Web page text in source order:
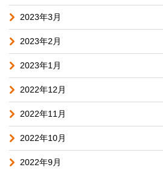
2023年3月
2023年2月
2023年1月
2022年12月
2022年11月
2022年10月
2022年9月